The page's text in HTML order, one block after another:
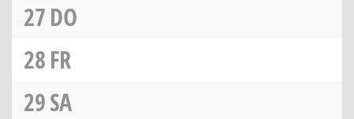
27DO
28FR
29SA